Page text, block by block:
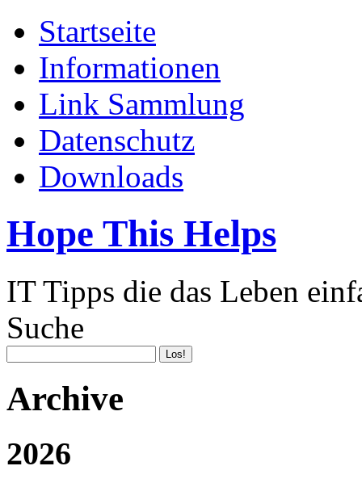
Startseite
Informationen
Link Sammlung
Datenschutz
Downloads
Hope This Helps
IT Tipps die das Leben
Suche
Archive
2026